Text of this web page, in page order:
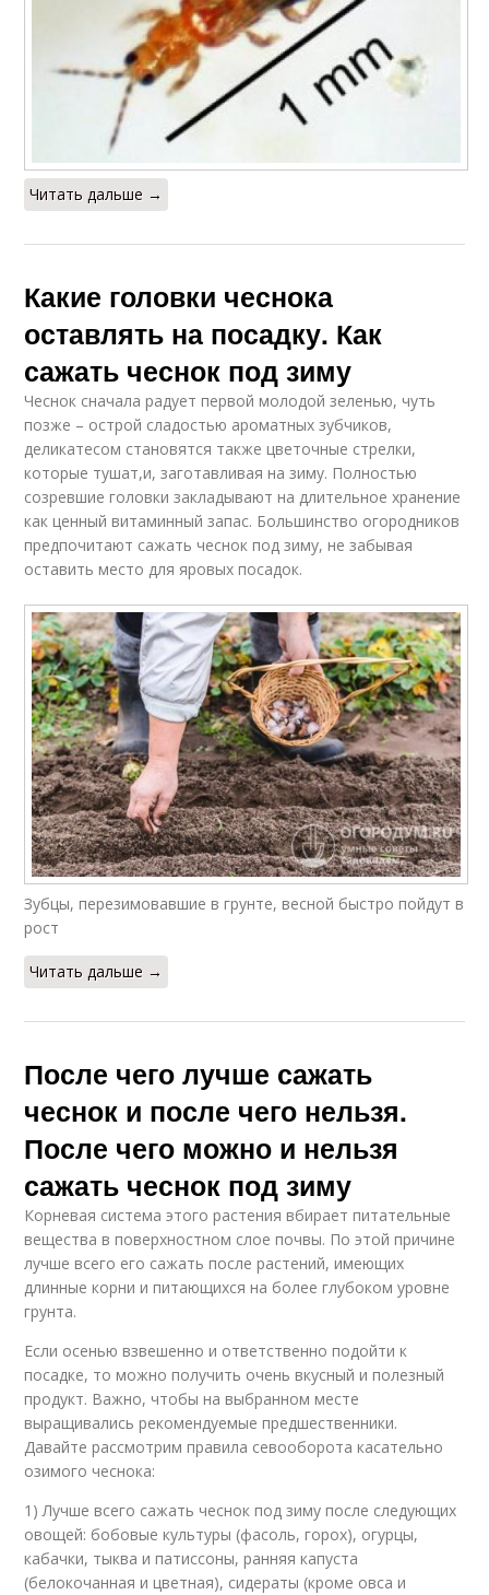
Читать дальше →
Какие головки чеснока
оставлять на посадку. Как
сажать чеснок под зиму
Чеснок сначала радует первой молодой зеленью, чуть
позже – острой сладостью ароматных зубчиков,
деликатесом становятся также цветочные стрелки,
которые тушат,и, заготавливая на зиму. Полностью
созревшие головки закладывают на длительное хранение
как ценный витаминный запас. Большинство огородников
предпочитают сажать чеснок под зиму, не забывая
оставить место для яровых посадок.
Зубцы, перезимовавшие в грунте, весной быстро пойдут в
рост
Читать дальше →
После чего лучше сажать
чеснок и после чего нельзя.
После чего можно и нельзя
сажать чеснок под зиму
Корневая система этого растения вбирает питательные
вещества в поверхностном слое почвы. По этой причине
лучше всего его сажать после растений, имеющих
длинные корни и питающихся на более глубоком уровне
грунта.
Если осенью взвешенно и ответственно подойти к
посадке, то можно получить очень вкусный и полезный
продукт. Важно, чтобы на выбранном месте
выращивались рекомендуемые предшественники.
Давайте рассмотрим правила севооборота касательно
озимого чеснока:
1) Лучше всего сажать чеснок под зиму после следующих
овощей: бобовые культуры (фасоль, горох), огурцы,
кабачки, тыква и патиссоны, ранняя капуста
(белокочанная и цветная), сидераты (кроме овса и